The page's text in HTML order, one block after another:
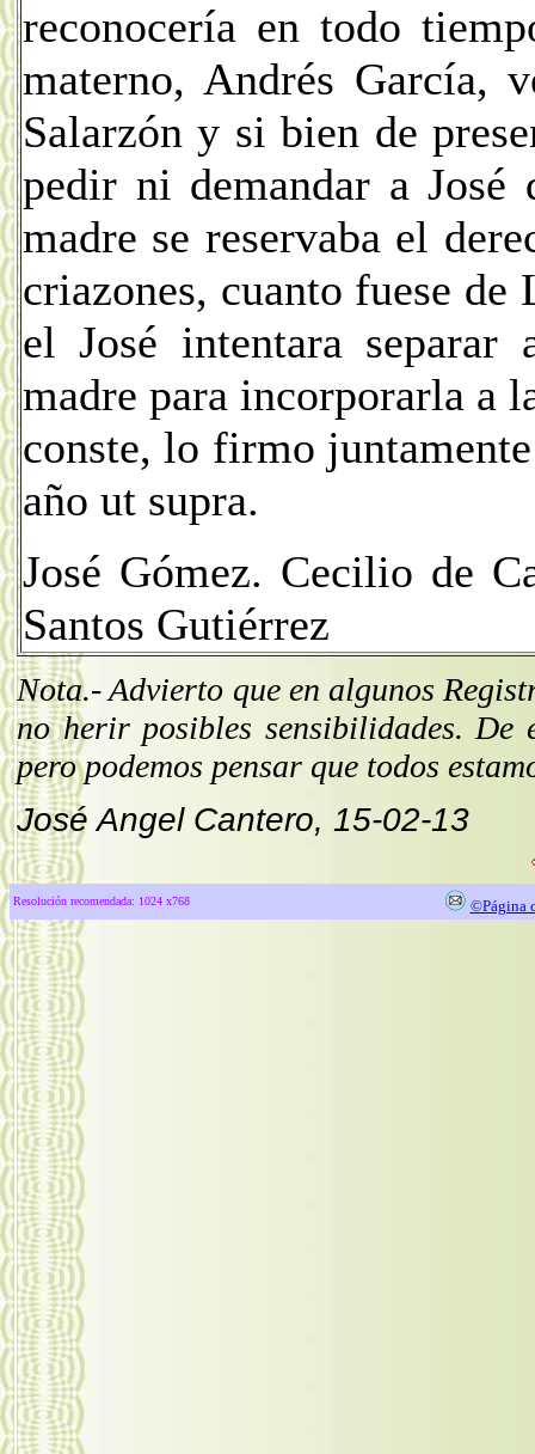
reconocería en todo
materno, Andrés García,
Salarzón y si bien de
pedir ni demandar a José
madre se reservaba el
criazones, cuanto fuese
el José intentara
madre para incorporarla a
conste, lo firmo
año ut supra.
José Gómez. Cecilio de
Santos Gutiérrez
Nota.- Advierto que en algunos Regi
no herir posibles sensibilidades. De
pero podemos pensar que todos
José Angel Cantero, 15-02-13
Resolución recomendada: 1024 x768 ©Página